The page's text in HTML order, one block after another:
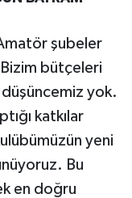
şubeler
Bizim bütçeleri
yok.
katkılar
yeni
Bu
en doğru